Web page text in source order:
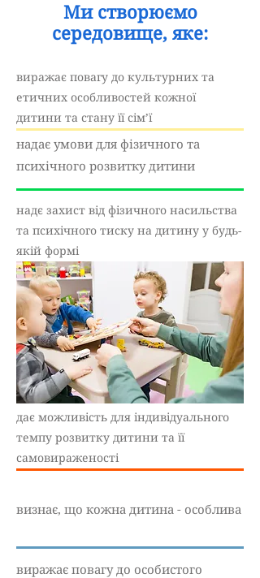
Ми створюємо
середовище, яке:
виражає повагу до культурних та
етичних особливостей кожної
дитини та стану її сім’ї
надає умови для фізичного та
психічного розвитку дитини
надє захист від фізичного насильства
та психічного тиску на дитину у будь-
якій формі
дає можливість для індивідуального
темпу розвитку дитини та її
самовираженості
визнає, що кожна дитина - особлива
виражає повагу до особистого